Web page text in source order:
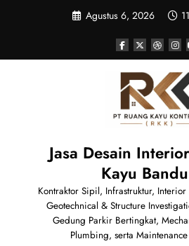
Agustus 6, 2026
Jasa Desain
Kayu
Kontraktor Sipil, Infrastruktur,
Geotechnical & Structure
Gedung Parkir Bertingkat,
Plumbing, serta